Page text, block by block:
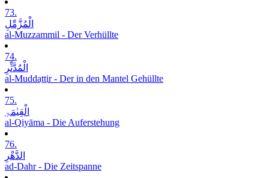
73.
الْمُزَّمِّلِ
al-Muzzammil - Der Verhüllte
74.
الْمُدَّثِّرِ
al-Muddaṯṯir - Der in den Mantel Gehüllte
75.
الْقِیٰمَۃِ
al-Qiyāma - Die Auferstehung
76.
الدَّھْرِ
ad-Dahr - Die Zeitspanne